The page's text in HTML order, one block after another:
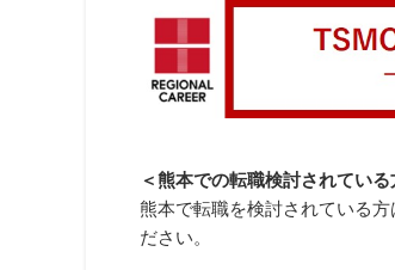
＜熊本での転職検討されてい
熊本で転職を検討されている
ださい。